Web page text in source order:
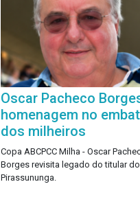
Oscar Pacheco
homenagem no
dos milheiros
Copa ABCPCC Milha - Oscar
Borges revisita legado do titular
Pirassununga.